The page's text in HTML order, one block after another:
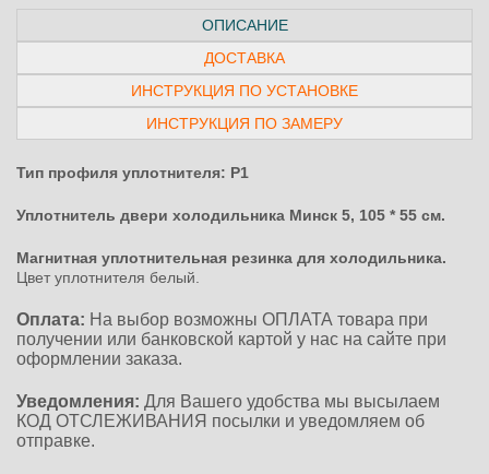
ОПИСАНИЕ
ДОСТАВКА
ИНСТРУКЦИЯ ПО УСТАНОВКЕ
ИНСТРУКЦИЯ ПО ЗАМЕРУ
Тип профиля уплотнителя: P1
Уплотнитель двери холодильника Минск 5, 105 * 55 см.
Магнитная уплотнительная резинка для холодильника.
Цвет уплотнителя белый.
Оплата: На выбор возможны ОПЛАТА товара при
получении или банковской картой у нас на сайте при
оформлении заказа.
Уведомления: Для Вашего удобства мы высылаем
КОД ОТСЛЕЖИВАНИЯ посылки и уведомляем об
отправке.